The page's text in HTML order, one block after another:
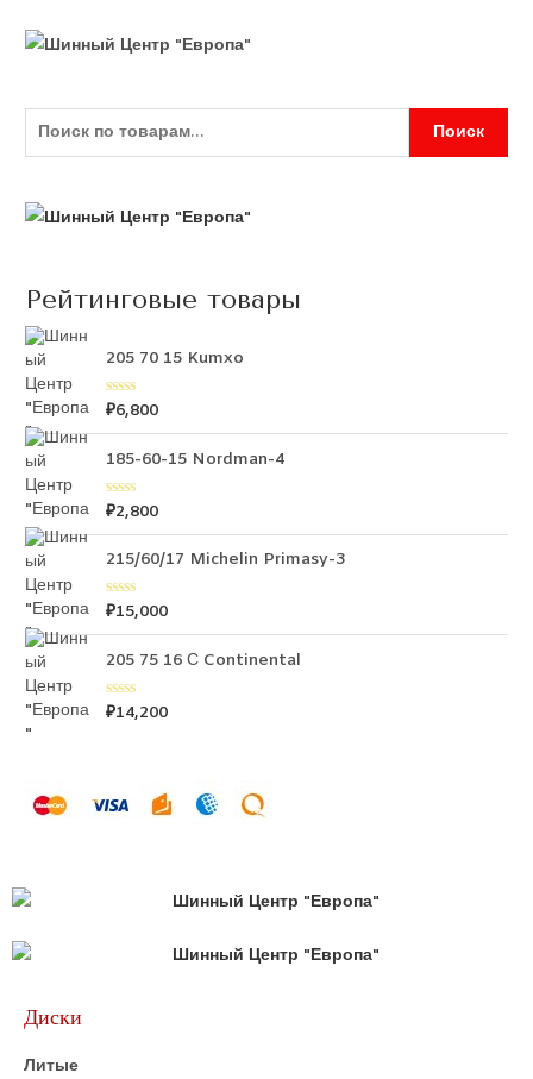
Поиск
Рейтинговые товары
205 70 15 Kumxo
О
н
а
0
и
з
5
₽6,800
185-60-15 Nordman-4
О
е
н
а
0
и
з
₽2,800
215/60/17 Michelin Primasy-3
О
н
а
0
и
₽15,000
205 75 16 С Continental
О
0
₽14,200
Диски
Литые